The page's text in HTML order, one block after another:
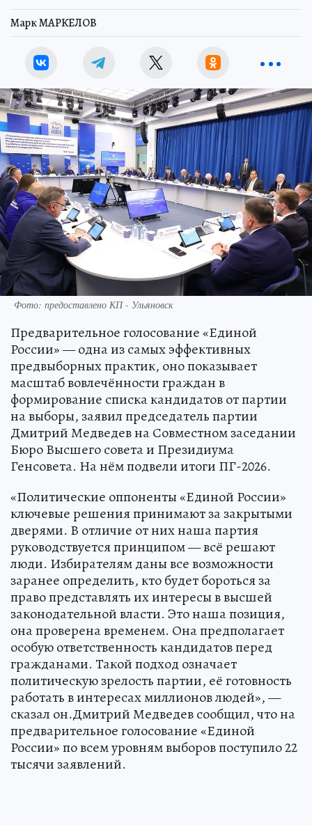
Марк МАРКЕЛОВ
Фото: предоставлено КП - Ульяновск
Предварительное голосование «Единой
России» — одна из самых эффективных
предвыборных практик, оно показывает
масштаб вовлечённости граждан в
формирование списка кандидатов от партии
на выборы, заявил председатель партии
Дмитрий Медведев на Совместном заседании
Бюро Высшего совета и Президиума
Генсовета. На нём подвели итоги ПГ-2026.
«Политические оппоненты «Единой России»
ключевые решения принимают за закрытыми
дверями. В отличие от них наша партия
руководствуется принципом — всё решают
люди. Избирателям даны все возможности
заранее определить, кто будет бороться за
право представлять их интересы в высшей
законодательной власти. Это наша позиция,
она проверена временем. Она предполагает
особую ответственность кандидатов перед
гражданами. Такой подход означает
политическую зрелость партии, её готовность
работать в интересах миллионов людей», —
сказал он.Дмитрий Медведев сообщил, что на
предварительное голосование «Единой
России» по всем уровням выборов поступило 22
тысячи заявлений.